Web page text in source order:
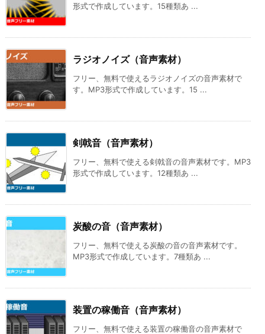
形式で作成しています。15種類あ ...
ラジオノイズ（音声素材）
フリー、無料で使えるラジオノイズの音声素材で
す。MP3形式で作成しています。15 ...
剣戟音（音声素材）
フリー、無料で使える剣戟音の音声素材です。MP3
形式で作成しています。12種類あ ...
炭酸の音（音声素材）
フリー、無料で使える炭酸の音の音声素材です。
MP3形式で作成しています。7種類あ ...
装置の稼働音（音声素材）
フリー、無料で使える装置の稼働音の音声素材で